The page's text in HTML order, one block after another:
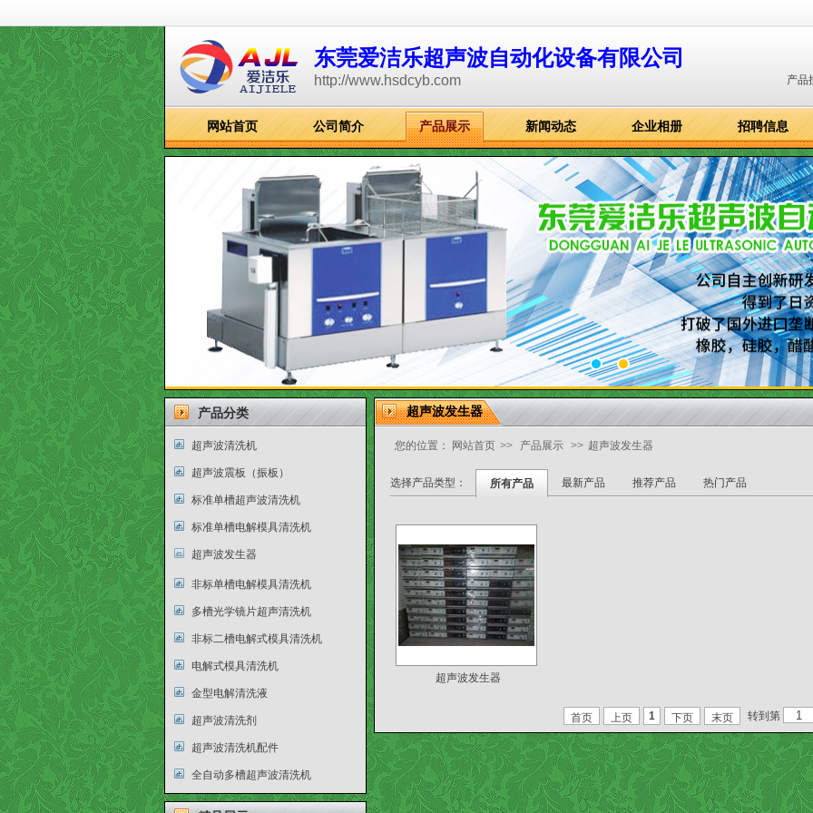
东莞爱洁乐超声波自动化设备有限公司
http://www.hsdcyb.com 产品
网站首页 公司简介 产品展示 新闻动态 企业相册 招聘信息
产品分类
超声波清洗机
超声波震板（振板）
标准单槽超声波清洗机
标准单槽电解模具清洗机
超声波发生器
非标单槽电解模具清洗机
多槽光学镜片超声清洗机
非标二槽电解式模具清洗机
电解式模具清洗机
金型电解清洗液
超声波清洗剂
超声波清洗机配件
全自动多槽超声波清洗机
超声波发生器
您的位置： 网站首页 >> 产品展示 >> 超声波发生器
选择产品类型： 所有产品 最新产品 推荐产品 热门产品
超声波发生器
首页 上页 1 下页 末页 转到第